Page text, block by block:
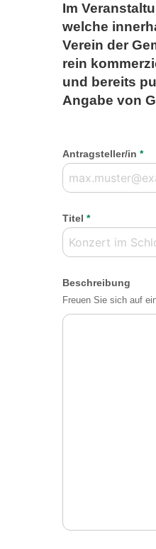
Im
welche
Verein der
rein
und bereits
Angabe von
Antragsteller/in *
Titel *
Beschreibung
Freuen Sie sich auf